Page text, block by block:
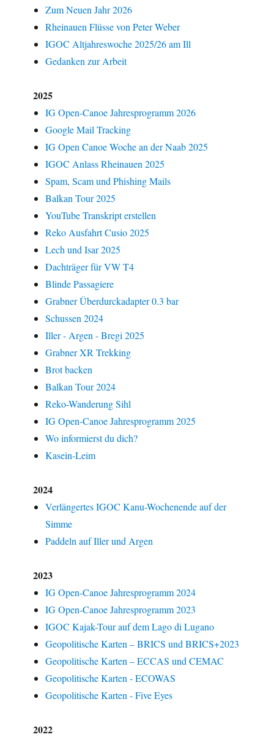
Zum Neuen Jahr 2026
Rheinauen Flüsse von Peter Weber
IGOC Altjahreswoche 2025/26 am Ill
Gedanken zur Arbeit
2025
IG Open-Canoe Jahresprogramm 2026
Google Mail Tracking
IG Open Canoe Woche an der Naab 2025
IGOC Anlass Rheinauen 2025
Spam, Scam und Phishing Mails
Balkan Tour 2025
YouTube Transkript erstellen
Reko Ausfahrt Cusio 2025
Lech und Isar 2025
Dachträger für VW T4
Blinde Passagiere
Grabner Überdurckadapter 0.3 bar
Schussen 2024
Iller - Argen - Bregi 2025
Grabner XR Trekking
Brot backen
Balkan Tour 2024
Reko-Wanderung Sihl
IG Open-Canoe Jahresprogramm 2025
Wo informierst du dich?
Kasein-Leim
2024
Verlängertes IGOC Kanu-Wochenende auf der
Simme
Paddeln auf Iller und Argen
2023
IG Open-Canoe Jahresprogramm 2024
IG Open-Canoe Jahresprogramm 2023
IGOC Kajak-Tour auf dem Lago di Lugano
Geopolitische Karten – BRICS und BRICS+2023
Geopolitische Karten – ECCAS und CEMAC
Geopolitische Karten - ECOWAS
Geopolitische Karten - Five Eyes
2022